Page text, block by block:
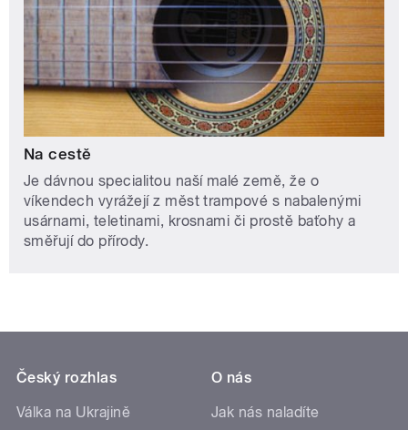
Na cestě
Je dávnou specialitou naší malé země, že o
víkendech vyrážejí z měst trampové s nabalenými
usárnami, teletinami, krosnami či prostě baťohy a
směřují do přírody.
Český rozhlas
Válka na Ukrajině
O nás
Jak nás naladíte